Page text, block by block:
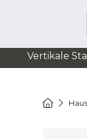
Vertikale